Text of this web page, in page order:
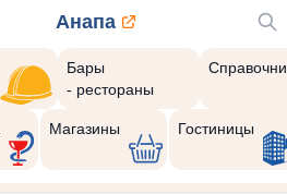
Анапа
Бары
- рестораны
Магазины Гостиницы